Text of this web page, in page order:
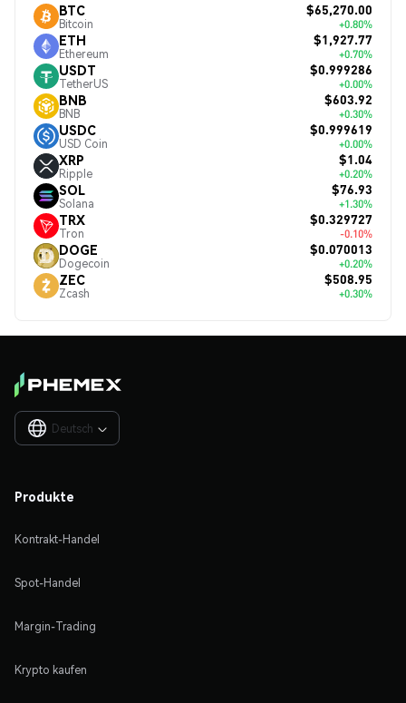
BTC
Bitcoin
$65,270.00
+0.80%
ETH
Ethereum
$1,927.77
+0.70%
USDT
TetherUS
$0.999286
+0.00%
BNB
BNB
$603.92
+0.30%
USDC
USD Coin
$0.999619
+0.00%
XRP
Ripple
$1.04
+0.20%
SOL
Solana
$76.93
+1.30%
TRX
Tron
$0.329727
-0.10%
DOGE
Dogecoin
$0.070013
+0.20%
ZEC
Zcash
$508.95
+0.30%
Deutsch 
Produkte
Kontrakt-Handel
Spot-Handel
Margin-Trading
Krypto kaufen